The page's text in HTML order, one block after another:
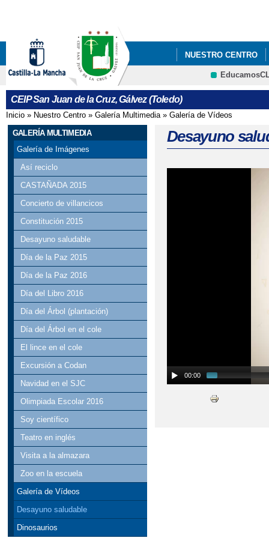
NUESTRO CENTRO
CEIP San Juan de la Cruz, Gálvez (Toledo)
Se encuentra usted aquí
Inicio » Nuestro Centro » Galería Multimedia» Galería de Vídeos
GALERÍA MULTIMEDIA
Galería de Imágenes
Así reciclo
CASTAÑADA 2015
Concierto de villancicos
Constitución 2015
Desayuno saludable
Día de la Paz 2015
Día de la Paz 2016
Día del Libro 2016
Día del Árbol (plantación)
Día del Árbol en el cole
El lince en el cole
Excursión a Codan
Navidad en el SJC
Olimpiada Escolar 2016
Soy científico
Teatro en inglés
Visita a la almazara
Zoo en la escuela
Galería de Vídeos
Desayuno saludable
Dinosaurios
Desayuno
00:00